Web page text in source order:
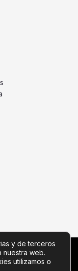
-
y de terceros
web.
utilizamos o